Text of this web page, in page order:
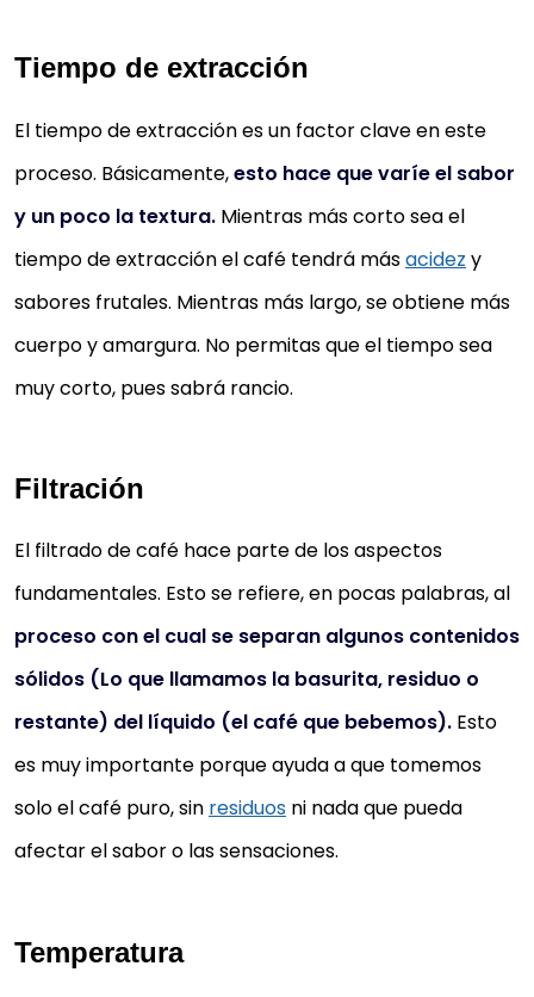
Tiempo de extracción
El tiempo de extracción es un factor clave en este
proceso. Básicamente,esto hace que varíe el sabor
y un poco la textura. Mientras más corto sea el
tiempo de extracción el café tendrá másacidez y
sabores frutales. Mientras más largo, se obtiene más
cuerpo y amargura. No permitas que el tiempo sea
muy corto, pues sabrá rancio.
Filtración
El filtrado de café hace parte de los aspectos
fundamentales. Esto se refiere, en pocas palabras, al
proceso con el cual se separan algunos contenidos
sólidos (Lo que llamamos la basurita, residuo o
restante) del líquido (el café que bebemos). Esto
es muy importante porque ayuda a que tomemos
solo el café puro, sin residuos ni nada que pueda
afectar el sabor o las sensaciones.
Temperatura